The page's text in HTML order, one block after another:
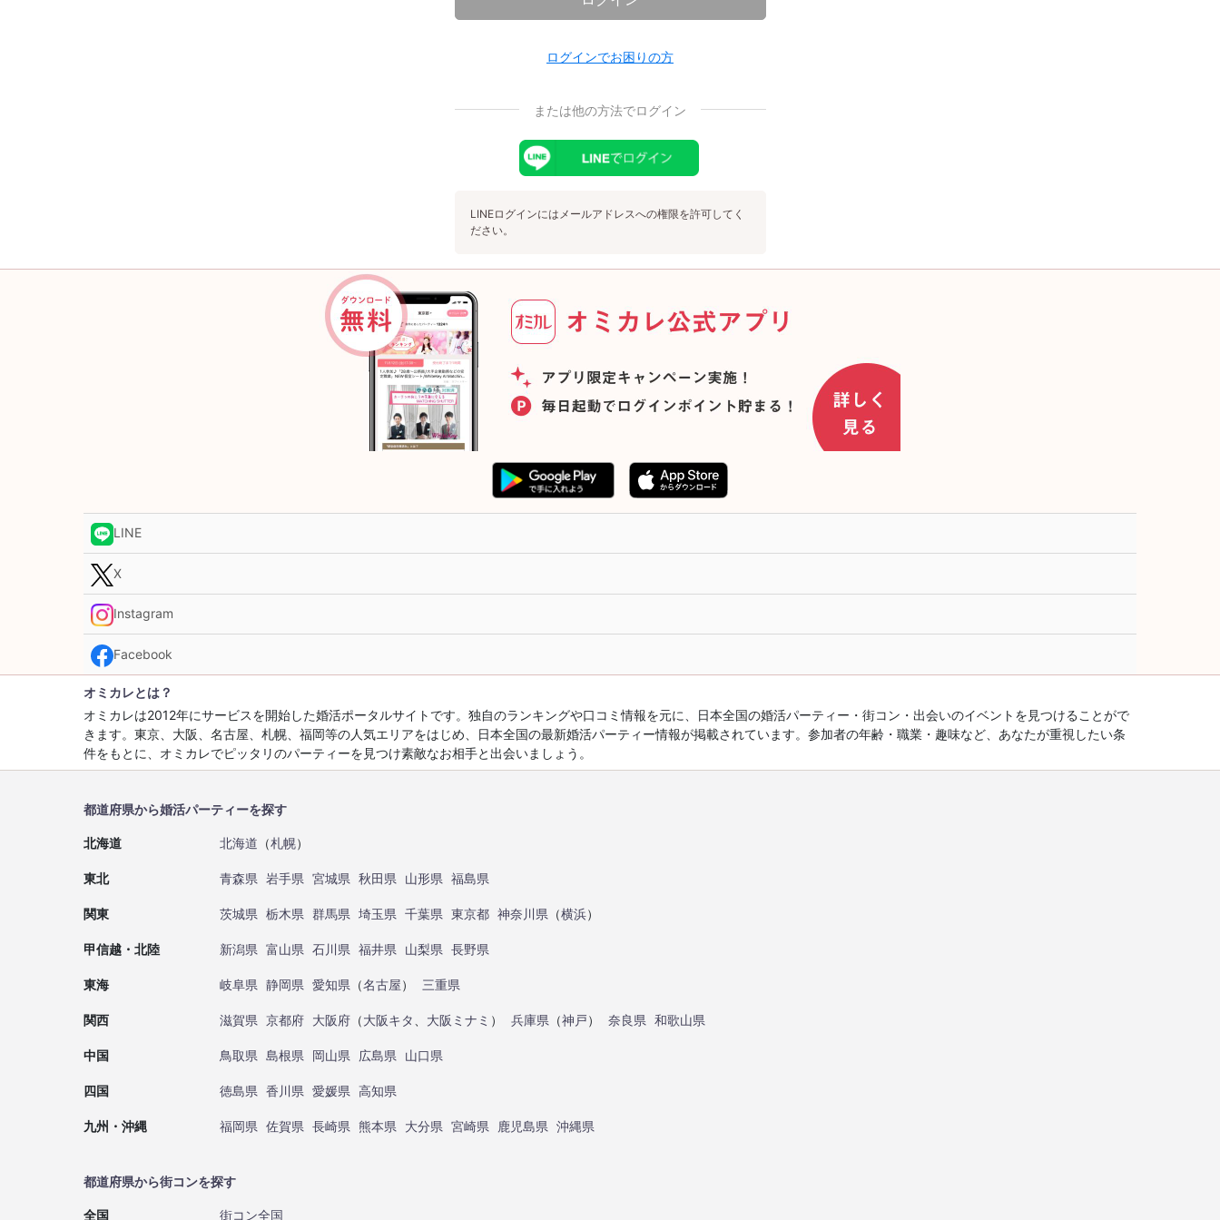
ログインでお困りの方
または他の方法でログイン
LINEログインにはメールアドレスへの権限を許可してく
ださい。
LINE
X
Instagram
Facebook
オミカレとは？
オミカレは2012年にサービスを開始した婚活ポータルサイトです。独自のランキングや口コミ情報を元に、日本全国の婚活パーティー・街コン・出会いのイベントを見つけることがで
きます。東京、大阪、名古屋、札幌、福岡等の人気エリアをはじめ、日本全国の最新婚活パーティー情報が掲載されています。参加者の年齢・職業・趣味など、あなたが重視したい条
件をもとに、オミカレでピッタリのパーティーを見つけ素敵なお相手と出会いましょう。
都道府県から婚活パーティーを探す
北海道 北海道 （札幌）
東北 青森県 岩手県 宮城県 秋田県 山形県 福島県
関東 茨城県 栃木県 群馬県 埼玉県 千葉県 東京都 神奈川県 （横浜）
甲信越・北陸 新潟県 富山県 石川県 福井県 山梨県 長野県
東海 岐阜県 静岡県 愛知県 （名古屋） 三重県
関西 滋賀県 京都府 大阪府 （大阪キタ 大阪ミナミ ） 兵庫県 （神戸） 奈良県 和歌山県
中国 鳥取県 島根県 岡山県 広島県 山口県
四国 徳島県 香川県 愛媛県 高知県
九州・沖縄 福岡県 佐賀県 長崎県 熊本県 大分県 宮崎県 鹿児島県 沖縄県
都道府県から街コンを探す
全国 街コン全国